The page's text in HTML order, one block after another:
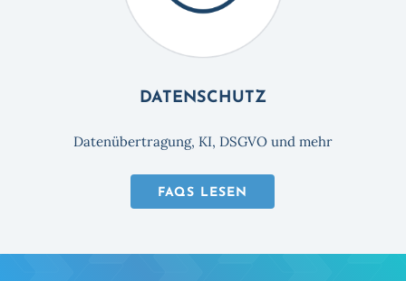
DATENSCHUTZ
Datenübertragung, KI, DSGVO und mehr
FAQS LESEN